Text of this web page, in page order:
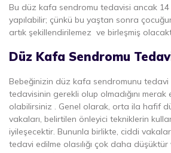
Bu düz kafa sendromu tedavisi ancak
yapılabilir; çünkü bu yaştan sonra
artık şekillendirilemez ve birleşmiş
Düz Kafa Sendromu
Bebeğinizin düz kafa sendromunu tedavi
tedavisinin gerekli olup olmadığını merak
olabilirsiniz . Genel olarak, orta ila hafif
vakaları, belirtilen önleyici tekniklerin
iyileşecektir. Bununla birlikte, ciddi
tedavi edilme olasılığı çok daha düşüktür